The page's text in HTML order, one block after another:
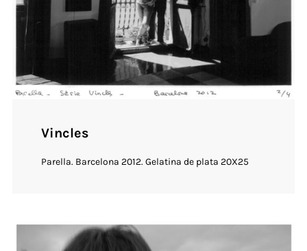
Vincles
Parella. Barcelona 2012. Gelatina de plata 20X25